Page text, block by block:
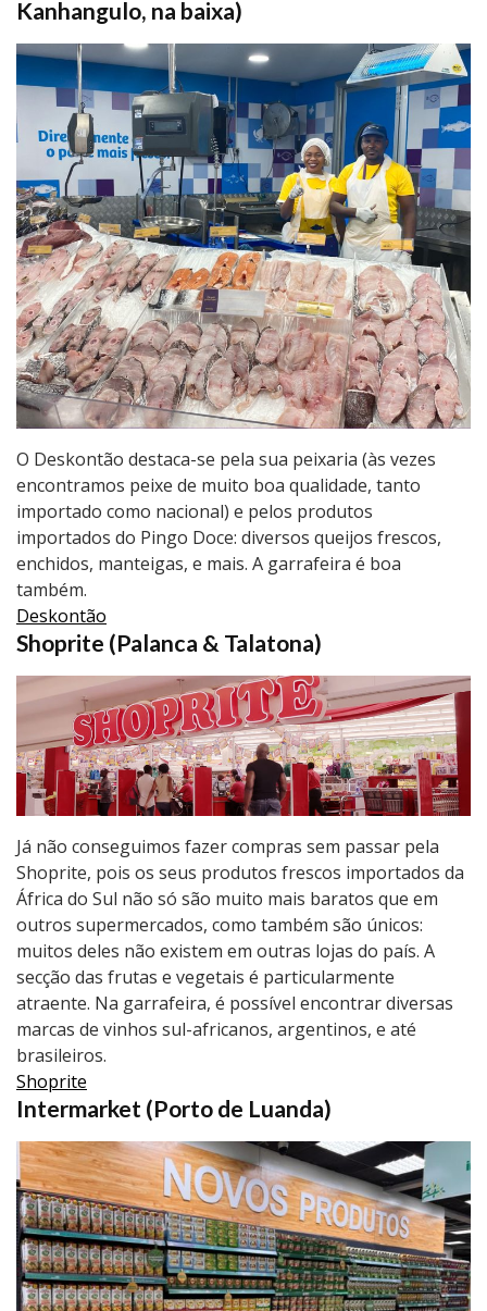
Kanhangulo, na baixa)
O Deskontão destaca-se pela sua peixaria (às vezes
encontramos peixe de muito boa qualidade, tanto
importado como nacional) e pelos produtos
importados do Pingo Doce: diversos queijos frescos,
enchidos, manteigas, e mais. A garrafeira é boa
também.
Deskontão
Shoprite (Palanca & Talatona)
Já não conseguimos fazer compras sem passar pela
Shoprite, pois os seus produtos frescos importados da
África do Sul não só são muito mais baratos que em
outros supermercados, como também são únicos:
muitos deles não existem em outras lojas do país. A
secção das frutas e vegetais é particularmente
atraente. Na garrafeira, é possível encontrar diversas
marcas de vinhos sul-africanos, argentinos, e até
brasileiros.
Shoprite
Intermarket (Porto de Luanda)